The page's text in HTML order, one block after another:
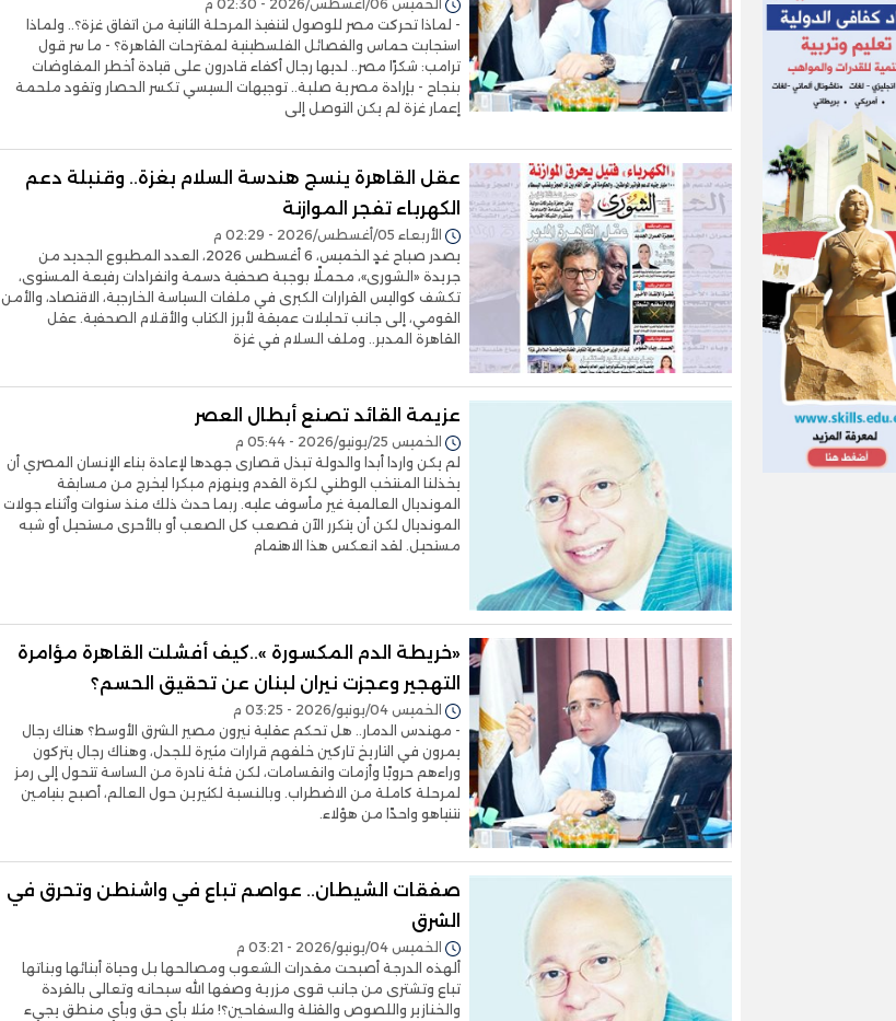
الخميس 06/أغسطس/2026 - 02:30 م
- لماذا تحركت مصر للوصول لتنفيذ المرحلة الثانية من اتفاق غزة؟.. ولماذا
استجابت حماس والفصائل الفلسطينية لمقترحات القاهرة؟ - ما سر قول
ترامب: شكرًا مصر.. لديها رجال أكفاء قادرون على قيادة أخطر المفاوضات
بنجاح - بإرادة مصرية صلبة.. توجيهات السيسي تكسر الحصار وتقود ملحمة
إعمار غزة لم يكن التوصل إلى
عقل القاهرة ينسج هندسة السلام بغزة.. وقنبلة دعم
الكهرباء تفجر الموازنة
الأربعاء 05/أغسطس/2026 - 02:29 م
يصدر صباح غدٍ الخميس، 6 أغسطس 2026، العدد المطبوع الجديد من
جريدة «الشورى»، محملًا بوجبة صحفية دسمة وانفرادات رفيعة المستوى،
تكشف كواليس القرارات الكبرى في ملفات السياسة الخارجية، الاقتصاد، والأمن
القومي، إلى جانب تحليلات عميقة لأبرز الكتاب والأقلام الصحفية. عقل
القاهرة المدبر.. وملف السلام في غزة
عزيمة القائد تصنع أبطال العصر
الخميس 25/يونيو/2026 - 05:44 م
لم يكن واردا أبدا والدولة تبذل قصارى جهدها لإعادة بناء الإنسان المصري أن
يخذلنا المنتخب الوطني لكرة القدم وينهزم مبكرا ليخرج من مسابقة
المونديال العالمية غير مأسوف عليه. ربما حدث ذلك منذ سنوات وأثناء جولات
المونديال لكن أن يتكرر الآن فصعب كل الصعب أو بالأحرى مستحيل أو شبه
مستحيل. لقد انعكس هذا الاهتمام
«خريطة الدم المكسورة »..كيف أفشلت القاهرة مؤامرة
التهجير وعجزت نيران لبنان عن تحقيق الحسم؟
الخميس 04/يونيو/2026 - 03:25 م
- مهندس الدمار.. هل تحكم عقلية نيرون مصير الشرق الأوسط؟ هناك رجال
يمرون في التاريخ تاركين خلفهم قرارات مثيرة للجدل، وهناك رجال يتركون
وراءهم حروبًا وأزمات وانقسامات، لكن فئة نادرة من الساسة تتحول إلى رمز
لمرحلة كاملة من الاضطراب. وبالنسبة لكثيرين حول العالم، أصبح بنيامين
نتنياهو واحدًا من هؤلاء.
صفقات الشيطان.. عواصم تباع في واشنطن وتحرق في
الشرق
الخميس 04/يونيو/2026 - 03:21 م
ألهذه الدرجة أصبحت مقدرات الشعوب ومصالحها بل وحياة أبنائها وبناتها
تباع وتشترى من جانب قوى مزرية وصفها الله سبحانه وتعالى بالقردة
والخنازير واللصوص والقتلة والسفاحين؟! مثلا بأي حق وبأي منطق يجيء